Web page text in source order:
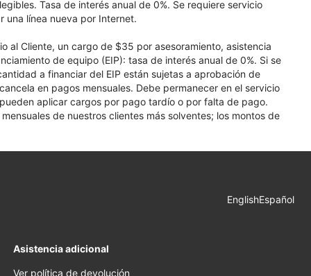
Tasa de interés anual de 0%. Se requiere servicio
una línea nueva por Internet.
al Cliente, un cargo de $35 por asesoramiento, asistencia
de equipo (EIP): tasa de interés anual de 0%. Si se
a financiar del EIP están sujetas a aprobación de
en pagos mensuales. Debe permanecer en el servicio
aplicar cargos por pago tardío o por falta de pago.
de nuestros clientes más solventes; los montos de